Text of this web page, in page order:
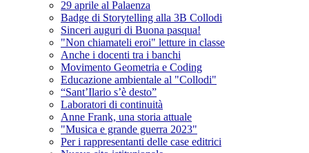
29 aprile al Palaenza
Badge di Storytelling alla 3B Collodi
Sinceri auguri di Buona pasqua!
"Non chiamateli eroi" letture in classe
Anche i docenti tra i banchi
Movimento Geometria e Coding
Educazione ambientale al "Collodi"
“Sant’Ilario s’è desto”
Laboratori di continuità
Anne Frank, una storia attuale
"Musica e grande guerra 2023"
Per i rappresentanti delle case editrici